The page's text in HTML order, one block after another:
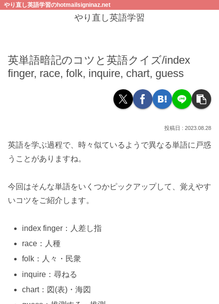
やり直し英語学習のhotmailsigninaz.net
やり直し英語学習
英単語暗記のコツと英語クイズ/index
finger, race, folk, inquire, chart, guess
2023.08.28
英語を学ぶ過程で、時々似ているようで異なる単語に戸惑
うことがありますね。
今回はそんな単語をいくつかピックアップして、覚えやす
いコツをご紹介します。
index finger：人差し指
race：人種
folk：人々・民衆
inquire：尋ねる
chart：図(表)・海図